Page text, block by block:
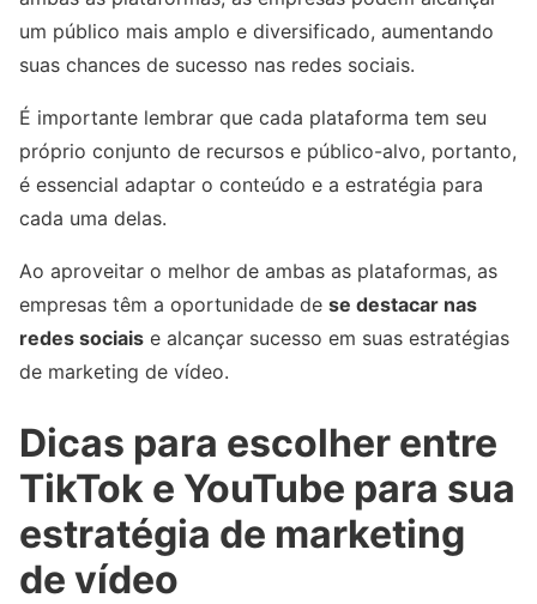
um público mais amplo e diversificado, aumentando
suas chances de sucesso nas redes sociais.
É importante lembrar que cada plataforma tem seu
próprio conjunto de recursos e público-alvo, portanto,
é essencial adaptar o conteúdo e a estratégia para
cada uma delas.
Ao aproveitar o melhor de ambas as plataformas, as
empresas têm a oportunidade de se destacar nas
redes sociais e alcançar sucesso em suas estratégias
de marketing de vídeo.
Dicas para escolher entre
TikTok e YouTube para sua
estratégia de marketing
de vídeo